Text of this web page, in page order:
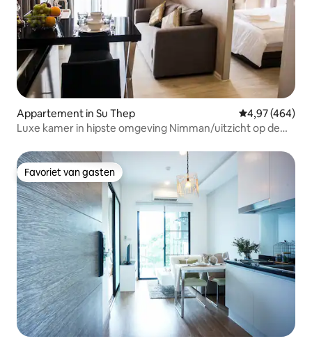
Appartement in Su Thep Gemiddelde
4,97 (464)
Luxe kamer in hipste omgeving Nimman/uitzicht op de
Favoriet van gasten
Favoriet van gasten